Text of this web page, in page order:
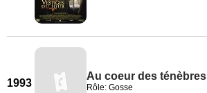
1993
Au coeur des ténèbres
Rôle: Gosse